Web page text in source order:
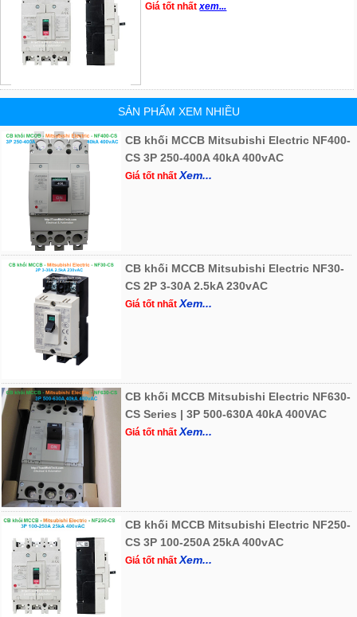
Giá tốt nhấtxem...
SẢN PHẨM XEM NHIỀU
CB khối MCCB Mitsubishi Electric NF400-
CS 3P 250-400A 40kA 400vAC
Giá tốt nhấtXem...
CB khối MCCB Mitsubishi Electric NF30-
CS 2P 3-30A 2.5kA 230vAC
Giá tốt nhấtXem...
CB khối MCCB Mitsubishi Electric NF630-
CS Series | 3P 500-630A 40kA 400VAC
Giá tốt nhấtXem...
CB khối MCCB Mitsubishi Electric NF250-
CS 3P 100-250A 25kA 400vAC
Giá tốt nhấtXem...